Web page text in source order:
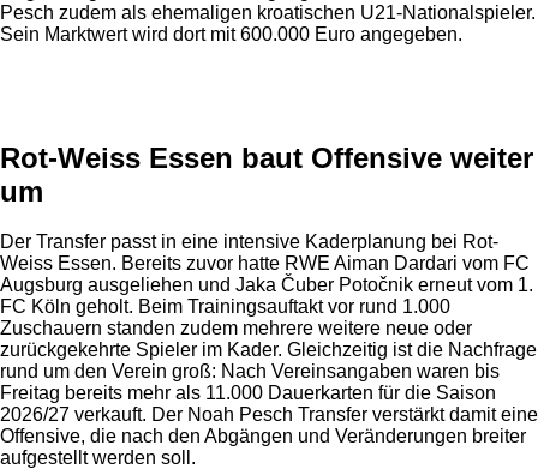
Pesch zudem als ehemaligen kroatischen U21-Nationalspieler.
Sein Marktwert wird dort mit 600.000 Euro angegeben.
Rot-Weiss Essen baut Offensive weiter
um
Der Transfer passt in eine intensive Kaderplanung bei Rot-
Weiss Essen. Bereits zuvor hatte RWE Aiman Dardari vom FC
Augsburg ausgeliehen und Jaka Čuber Potočnik erneut vom 1.
FC Köln geholt. Beim Trainingsauftakt vor rund 1.000
Zuschauern standen zudem mehrere weitere neue oder
zurückgekehrte Spieler im Kader. Gleichzeitig ist die Nachfrage
rund um den Verein groß: Nach Vereinsangaben waren bis
Freitag bereits mehr als 11.000 Dauerkarten für die Saison
2026/27 verkauft. Der Noah Pesch Transfer verstärkt damit eine
Offensive, die nach den Abgängen und Veränderungen breiter
aufgestellt werden soll.